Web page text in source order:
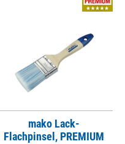
mako Lack-
Flachpinsel, PREMIUM